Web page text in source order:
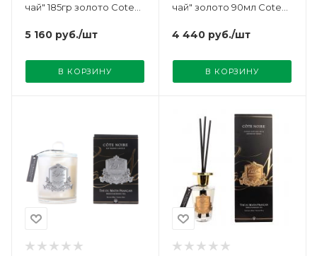
чай" 185гр золото Cote
5 160 руб./шт
В КОРЗИНУ
чай" золото 90мл Cote
4 440 руб./шт
В КОРЗИНУ